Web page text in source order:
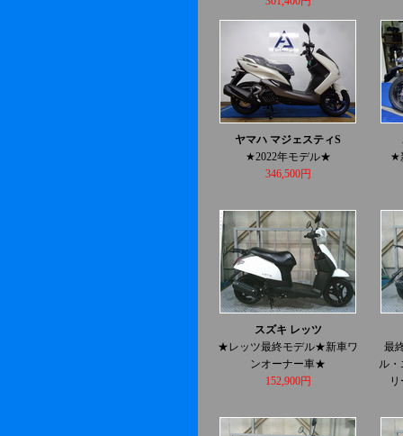
ヤマハ マジェスティS
★2022年モデル★
346,500円
★
スズキ レッツ
★レッツ最終モデル★新車ワ
ンオーナー車★
152,900円
最
ル